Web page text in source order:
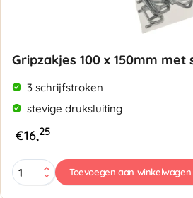
Gripzakjes 100 x 150mm
3 schrijfstroken
stevige druksluiting
€16,25
Gripzakjes
100
Toevoegen aan winkelwagen